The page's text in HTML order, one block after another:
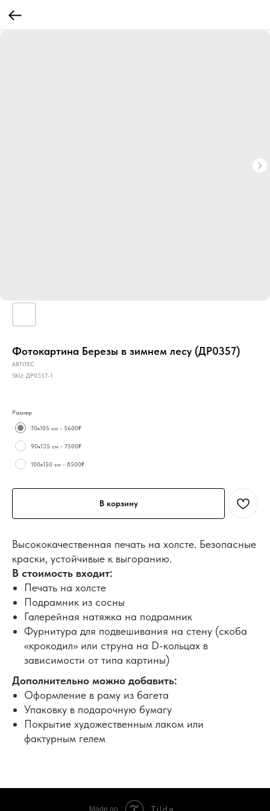
Фотокартина Березы в зимнем лесу (ДР0357)
ARTITEC
SKU: ДР0357-1
Размер
70х105 см - 5600₽
90х135 см - 7500₽
100х150 см - 8500₽
В корзину
Высококачественная печать на холсте. Безопасные
краски, устойчивые к выгоранию.
В стоимость входит:
Печать на холсте
Подрамник из сосны
Галерейная натяжка на подрамник
Фурнитура для подвешивания на стену (скоба
«крокодил» или струна на D-кольцах в
зависимости от типа картины)
Дополнительно можно добавить:
Оформление в раму из багета
Упаковку в подарочную бумагу
Покрытие художественным лаком или
фактурным гелем